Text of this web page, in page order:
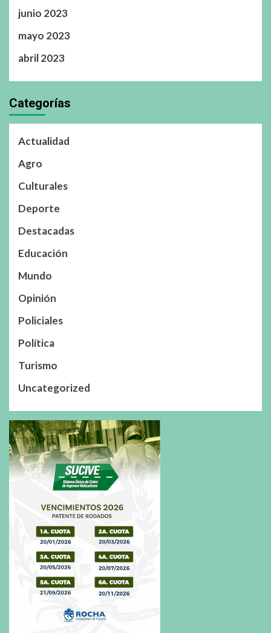
junio 2023
mayo 2023
abril 2023
Categorías
Actualidad
Agro
Culturales
Deporte
Destacadas
Educación
Mundo
Opinión
Policiales
Política
Turismo
Uncategorized